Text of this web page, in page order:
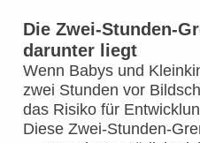
Die Zwei-Stunden-
darunter liegt
Wenn Babys und
zwei Stunden vor
das Risiko für
Diese Zwei-Stunden-